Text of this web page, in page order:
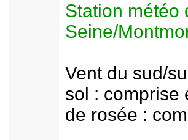
Station météo
Seine/
Vent du sud/
sol : comprise
de rosée :